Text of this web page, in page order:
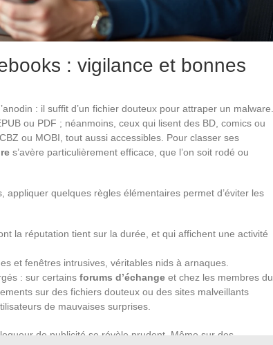
: vigilance et bonnes
: il suffit d’un fichier douteux pour attraper un malware.
ou PDF ; néanmoins, ceux qui lisent des BD, comics ou
ou MOBI, tout aussi accessibles. Pour classer ses
s’avère particulièrement efficace, que l’on soit rodé ou
appliquer quelques règles élémentaires permet d’éviter les
la réputation tient sur la durée, et qui affichent une activité
et fenêtres intrusives, véritables nids à arnaques.
: sur certains forums d’échange et chez les membres du
sur des fichiers douteux ou des sites malveillants
de mauvaises surprises.
de publicité se révèle prudent. Même sur des